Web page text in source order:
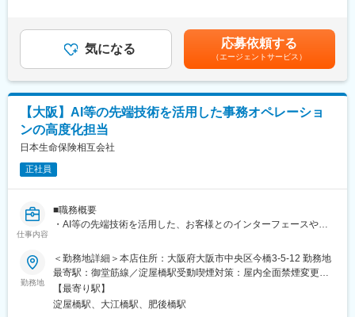
・IT投資案件の企画、整理、見積り評価
・開発プロジェクトの推進（スケジュール／品質／コスト／リス
ク管理）
・商品、営業、事務領域などのDX案件推進
・Microsoft 365／Zoom／Box等のSaaSやAIを活用した業務効率
化施策の企画
・プロジェクト事後評価や調達・契約事務効率化の推進
生命保険関連システム、クラウドサービス、DX推進のための各種
SaaS、AIプラットフォームなど
■組織構成
IT企画部門を中心に、複数の事業部門やシステム子会社、外部ベ
ンダーと連携しながら業務を推進
あくまでも目安の金額であり、選考を通じて上下する可能性があ
ります。月給(月額)は固定手当を含めた表記です。
気になる 応募依頼する
（エージェントサービス）
【大阪】AI等の先端技術を活用した事務オペレーショ
ンの高度化担当
日本生命保険相互会社
正社員
仕事内容
■職務概要
・AI等の先端技術を活用した、お客様とのインターフェースや紙
クトを各担当部にて企画・推進いただきます。
■職務詳細
・各領域のプロジェクト推進業務
（プロジェクト例）
勤務地
＜勤務地詳細＞本店住所：大阪府大阪市中央区今橋3-5-12 勤務地
最寄駅：御堂筋線／淀屋橋駅受動喫煙対策：屋内全面禁煙変更の
範囲：会社の定める事業所
【最寄り駅】
淀屋橋駅、大江橋駅、肥後橋駅